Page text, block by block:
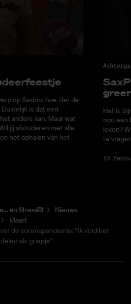
op Saxion: hoe ziet de
is dat een
anders kan. Maar wat
jij afstuderen met alle
het ophalen van het
Het is
nou een
leven?
te
13
en Stress?!
Nieuws
Maart
de coronapandemie: “Ik vind het
als griepje”